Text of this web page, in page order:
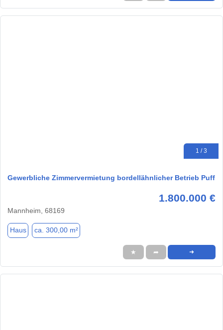
1 / 3
Gewerbliche Zimmervermietung bordellähnlicher Betrieb Puff
1.800.000 €
Mannheim, 68169
Haus ca. 300,00 m²
★ ➦ ➜